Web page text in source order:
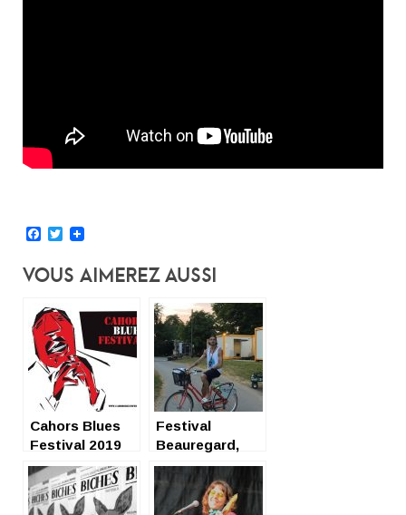
Facebook
Twitter
Vous Aimerez Aussi
Cahors Blues
Festival 2019
Festival
Beauregard,
choses vues
samedi 6 juillet